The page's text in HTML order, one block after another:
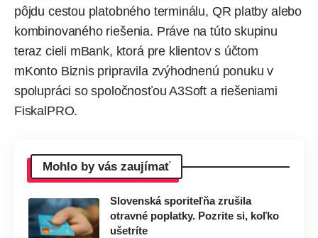
pôjdu cestou platobného terminálu, QR platby alebo
kombinovaného riešenia. Práve na túto skupinu
teraz cieli mBank, ktorá pre klientov s účtom
mKonto Biznis pripravila zvýhodnenú ponuku v
spolupráci so spoločnosťou A3Soft a riešeniami
FiskalPRO.
Mohlo by vás zaujímať
Slovenská sporiteľňa zrušila
otravné poplatky. Pozrite si, koľko
ušetríte